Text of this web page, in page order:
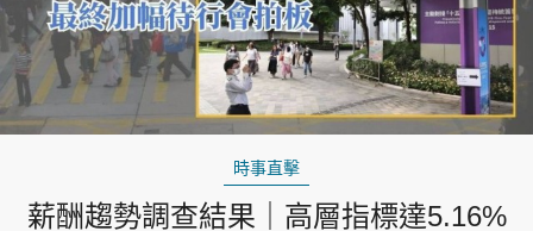
東周食玩通 會員活動
玄學靈異 東周專欄
時事直擊
薪酬趨勢調查結果｜高層指標達5.16%